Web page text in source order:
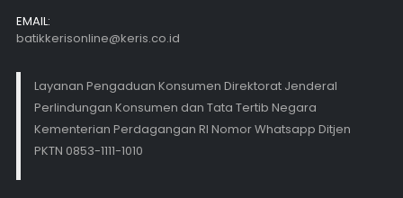
EMAIL:
batikkerisonline@keris.co.id
Layanan Pengaduan Konsumen Direktorat Jenderal
Perlindungan Konsumen dan Tata Tertib Negara
Kementerian Perdagangan RI Nomor Whatsapp Ditjen
PKTN 0853-1111-1010